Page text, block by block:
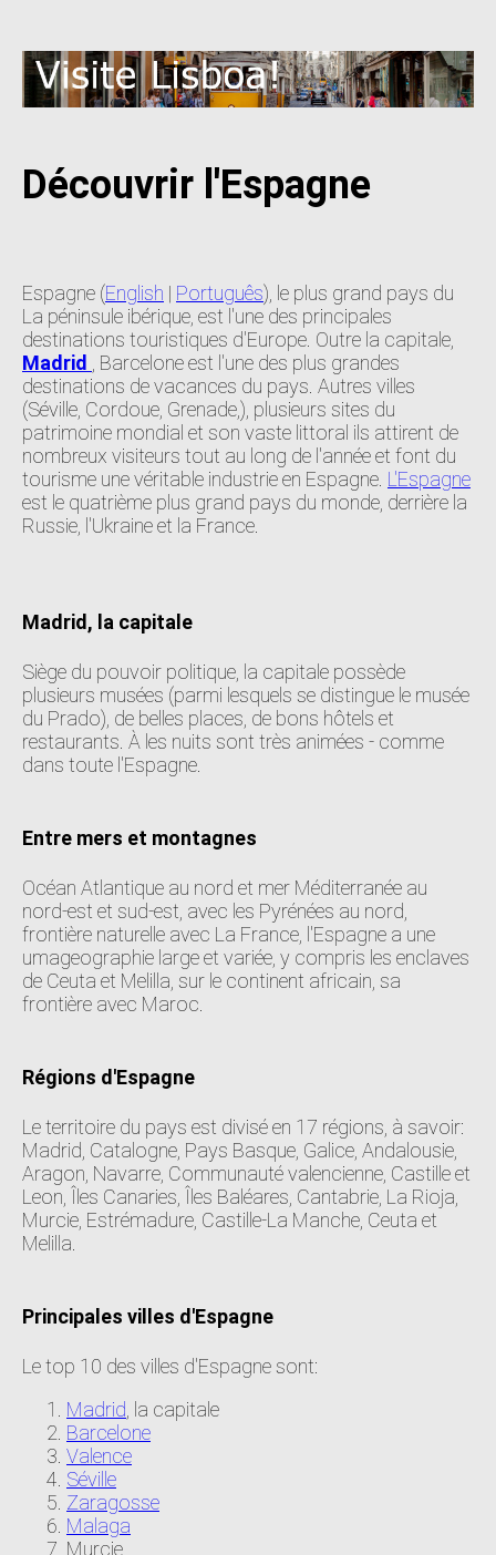
Découvrir l'Espagne
Espagne (English | Português), le plus grand pays du
La péninsule ibérique, est l'une des principales
destinations touristiques d'Europe. Outre la capitale,
Madrid
, Barcelone est l'une des plus grandes
destinations de vacances du pays. Autres villes
(Séville, Cordoue, Grenade,), plusieurs sites du
patrimoine mondial et son vaste littoral ils attirent de
nombreux visiteurs tout au long de l'année et font du
tourisme une véritable industrie en Espagne. L'Espagne
est le quatrième plus grand pays du monde, derrière la
Russie, l'Ukraine et la France.
Madrid, la capitale
Siège du pouvoir politique, la capitale possède
plusieurs musées (parmi lesquels se distingue le musée
du Prado), de belles places, de bons hôtels et
restaurants. À les nuits sont très animées - comme
dans toute l'Espagne.
Entre mers et montagnes
Océan Atlantique au nord et mer Méditerranée au
nord-est et sud-est, avec les Pyrénées au nord,
frontière naturelle avec La France, l'Espagne a une
umageographie large et variée, y compris les enclaves
de Ceuta et Melilla, sur le continent africain, sa
frontière avec Maroc.
Régions d'Espagne
Le territoire du pays est divisé en 17 régions, à savoir:
Madrid, Catalogne, Pays Basque, Galice, Andalousie,
Aragon, Navarre, Communauté valencienne, Castille et
Leon, Îles Canaries, Îles Baléares, Cantabrie, La Rioja,
Murcie, Estrémadure, Castille-La Manche, Ceuta et
Melilla.
Principales villes d'Espagne
Le top 10 des villes d'Espagne sont:
Madrid , la capitale
Barcelone
Valence
Séville
Zaragosse
Malaga
Murcie